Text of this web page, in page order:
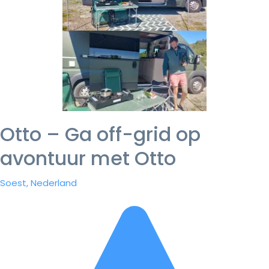
Otto – Ga off-grid op
avontuur met Otto
Soest, Nederland